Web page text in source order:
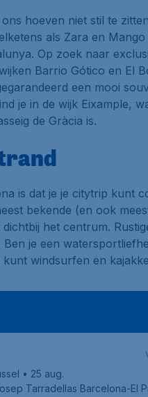
hoeven niet stil te
als Zara en Mango
. Op zoek naar
Barrio Gótico en El
een mooi
je in de wijk Eixample,
de Gràcia is.
is dat je je citytrip kunt
bekende (en ook
dichtbij het centrum.
Ben je een
kunt windsurfen en
• 25 aug.
Tarradellas Barcelona-El